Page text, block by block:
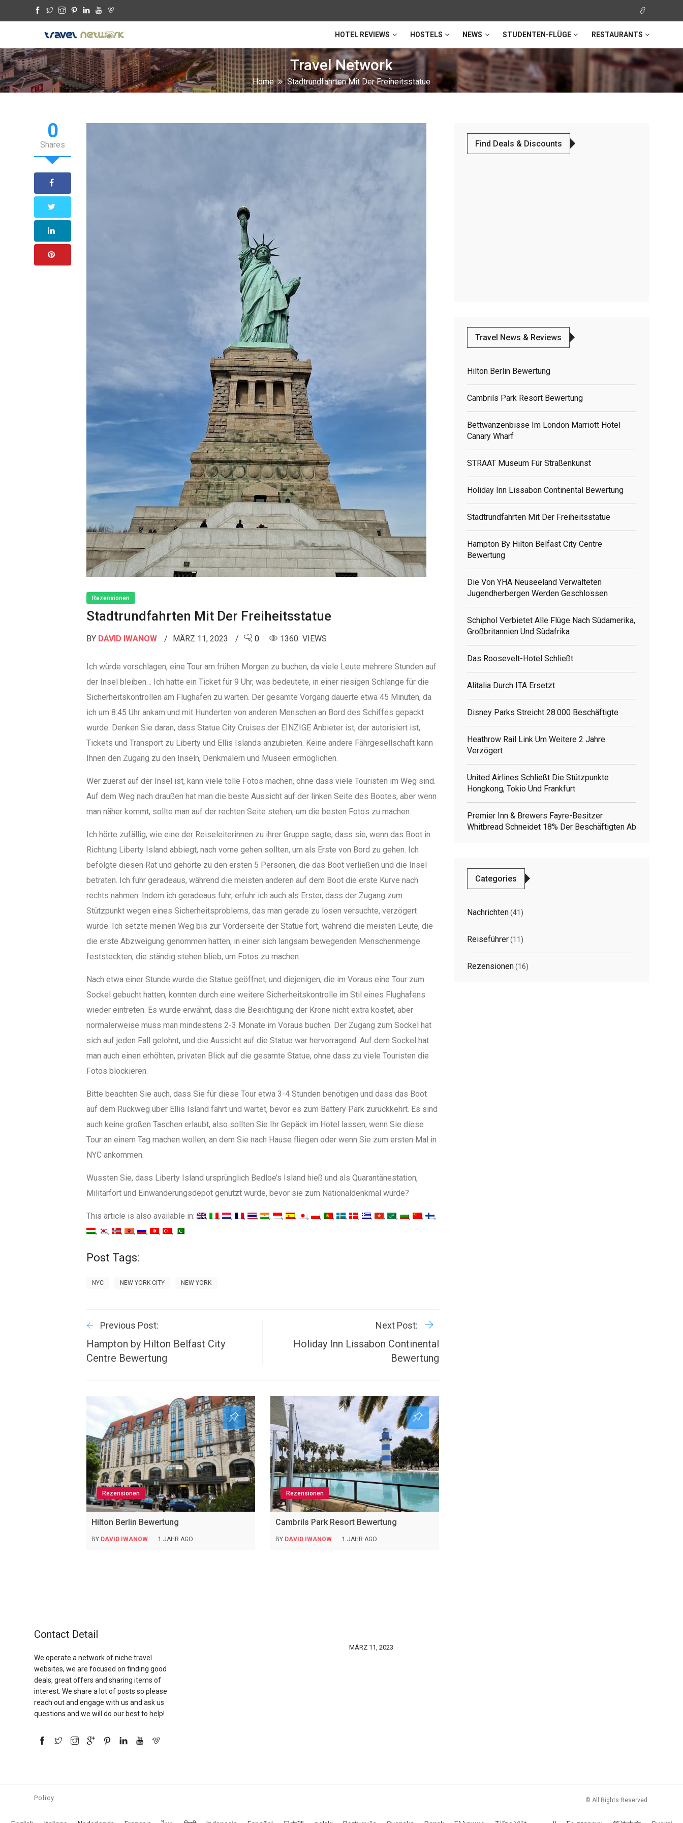
HOTEL REVIEWS HOSTELS NEWS STUDENTEN-FLÜGE RESTAURANTS
Travel Network
Home Stadtrundfahrten Mit Der Freiheitsstatue
0
Shares
Rezensionen
Stadtrundfahrten Mit Der Freiheitsstatue
BY DAVID IWANOW MÄRZ 11, 2023 0 1360 VIEWS
Ich würde vorschlagen, eine Tour am frühen Morgen zu buchen, da viele Leute mehrere Stunden auf
der Insel bleiben… Ich hatte ein Ticket für 9 Uhr, was bedeutete, in einer riesigen Schlange für die
Sicherheitskontrollen am Flughafen zu warten. Der gesamte Vorgang dauerte etwa 45 Minuten, da
ich um 8.45 Uhr ankam und mit Hunderten von anderen Menschen an Bord des Schiffes gepackt
wurde. Denken Sie daran, dass Statue City Cruises der EINZIGE Anbieter ist, der autorisiert ist,
Tickets und Transport zu Liberty und Ellis Islands anzubieten. Keine andere Fährgesellschaft kann
Ihnen den Zugang zu den Inseln, Denkmälern und Museen ermöglichen.
Wer zuerst auf der Insel ist, kann viele tolle Fotos machen, ohne dass viele Touristen im Weg sind.
Auf dem Weg nach draußen hat man die beste Aussicht auf der linken Seite des Bootes, aber wenn
man näher kommt, sollte man auf der rechten Seite stehen, um die besten Fotos zu machen.
Ich hörte zufällig, wie eine der Reiseleiterinnen zu ihrer Gruppe sagte, dass sie, wenn das Boot in
Richtung Liberty Island abbiegt, nach vorne gehen sollten, um als Erste von Bord zu gehen. Ich
befolgte diesen Rat und gehörte zu den ersten 5 Personen, die das Boot verließen und die Insel
betraten. Ich fuhr geradeaus, während die meisten anderen auf dem Boot die erste Kurve nach
rechts nahmen. Indem ich geradeaus fuhr, erfuhr ich auch als Erster, dass der Zugang zum
Stützpunkt wegen eines Sicherheitsproblems, das man gerade zu lösen versuchte, verzögert
wurde. Ich setzte meinen Weg bis zur Vorderseite der Statue fort, während die meisten Leute, die
die erste Abzweigung genommen hatten, in einer sich langsam bewegenden Menschenmenge
feststeckten, die ständig stehen blieb, um Fotos zu machen.
Nach etwa einer Stunde wurde die Statue geöffnet, und diejenigen, die im Voraus eine Tour zum
Sockel gebucht hatten, konnten durch eine weitere Sicherheitskontrolle im Stil eines Flughafens
wieder eintreten. Es wurde erwähnt, dass die Besichtigung der Krone nicht extra kostet, aber
normalerweise muss man mindestens 2-3 Monate im Voraus buchen. Der Zugang zum Sockel hat
sich auf jeden Fall gelohnt, und die Aussicht auf die Statue war hervorragend. Auf dem Sockel hat
man auch einen erhöhten, privaten Blick auf die gesamte Statue, ohne dass zu viele Touristen die
Fotos blockieren.
Bitte beachten Sie auch, dass Sie für diese Tour etwa 3-4 Stunden benötigen und dass das Boot
auf dem Rückweg über Ellis Island fährt und wartet, bevor es zum Battery Park zurückkehrt. Es sind
auch keine großen Taschen erlaubt, also sollten Sie Ihr Gepäck im Hotel lassen, wenn Sie diese
Tour an einem Tag machen wollen, an dem Sie nach Hause fliegen oder wenn Sie zum ersten Mal in
NYC ankommen.
Wussten Sie, dass Liberty Island ursprünglich Bedloe’s Island hieß und als Quarantänestation,
Militärfort und Einwanderungsdepot genutzt wurde, bevor sie zum Nationaldenkmal wurde?
This article is also available in:
Post Tags:
NYC NEW YORK CITY NEW YORK
Previous Post:
Hampton by Hilton Belfast City
Centre Bewertung
Next Post:
Holiday Inn Lissabon Continental
Bewertung
Rezensionen
Hilton Berlin Bewertung
BY DAVID IWANOW 1 JAHR AGO
Rezensionen
Cambrils Park Resort Bewertung
BY DAVID IWANOW 1 JAHR AGO
Find Deals & Discounts
Travel News & Reviews
Hilton Berlin Bewertung
Cambrils Park Resort Bewertung
Bettwanzenbisse Im London Marriott Hotel
Canary Wharf
STRAAT Museum Für Straßenkunst
Holiday Inn Lissabon Continental Bewertung
Stadtrundfahrten Mit Der Freiheitsstatue
Hampton By Hilton Belfast City Centre
Bewertung
Die Von YHA Neuseeland Verwalteten
Jugendherbergen Werden Geschlossen
Schiphol Verbietet Alle Flüge Nach Südamerika,
Großbritannien Und Südafrika
Das Roosevelt-Hotel Schließt
Alitalia Durch ITA Ersetzt
Disney Parks Streicht 28.000 Beschäftigte
Heathrow Rail Link Um Weitere 2 Jahre
Verzögert
United Airlines Schließt Die Stützpunkte
Hongkong, Tokio Und Frankfurt
Premier Inn & Brewers Fayre-Besitzer
Whitbread Schneidet 18% Der Beschäftigten Ab
Categories
Nachrichten(41)
Reiseführer(11)
Rezensionen(16)
Contact Detail
We operate a network of niche travel
websites, we are focused on finding good
deals, great offers and sharing items of
interest. We share a lot of posts so please
reach out and engage with us and ask us
questions and we will do our best to help!
MÄRZ 11, 2023
Policy © All Rights Reserved.